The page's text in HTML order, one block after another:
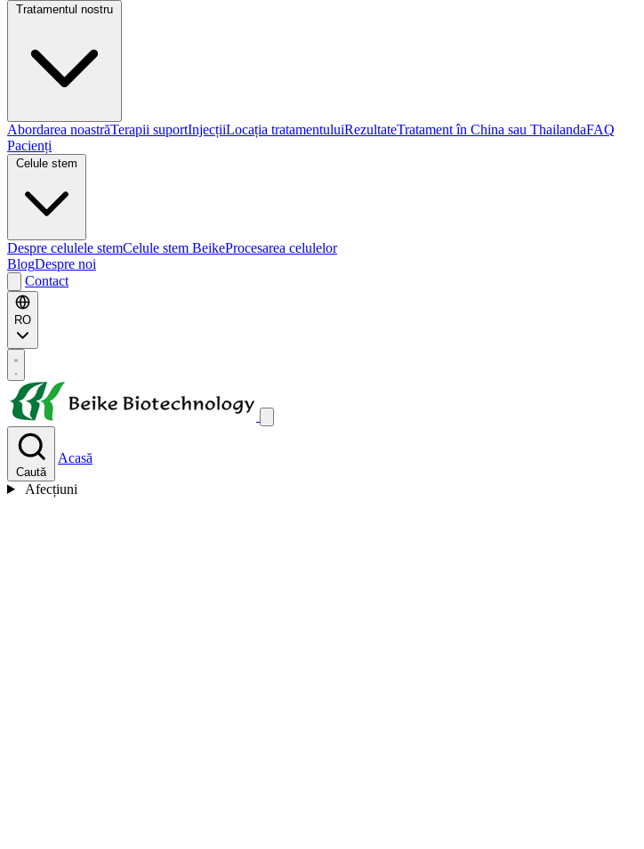
Abordarea noastrăTerapii suportInjecțiiLocația tratamentuluiRezultateTratament în China sau ThailandaFAQ
Pacienți
Despre celulele stemCelule stem BeikeProcesarea celulelor
BlogDespre noi
Contact
RO
Caută
Acasă
Afecțiuni